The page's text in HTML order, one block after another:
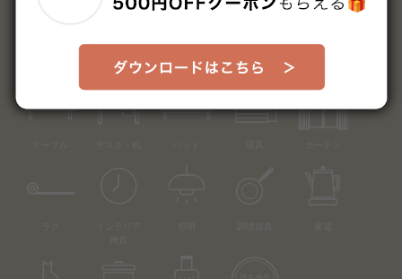
テレビ台 収納 ダイニング